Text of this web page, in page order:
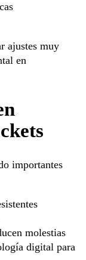
ajustes muy
en
importantes
molestias
digital para